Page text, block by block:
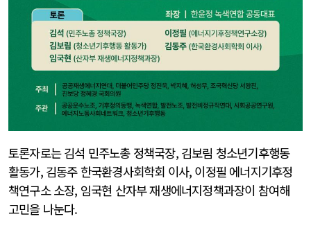
토론자로는 김석 민주노총 정책국장, 김보림 청소년기후행동
활동가, 김동주 한국환경사회학회 이사, 이정필 에너지기후정
책연구소 소장, 임국현 산자부 재생에너지정책과장이 참여해
고민을 나눈다.